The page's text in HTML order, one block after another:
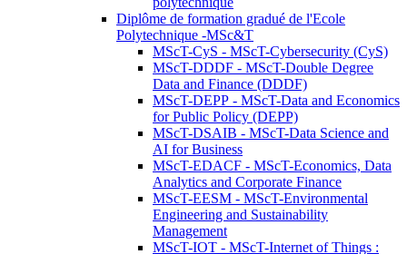
Diplôme de formation gradué de l'Ecole
Polytechnique -MSc&T
MScT-CyS - MScT-Cybersecurity (CyS)
MScT-DDDF - MScT-Double Degree
Data and Finance (DDDF)
MScT-DEPP - MScT-Data and Economics
for Public Policy (DEPP)
MScT-DSAIB - MScT-Data Science and
AI for Business
MScT-EDACF - MScT-Economics, Data
Analytics and Corporate Finance
MScT-EESM - MScT-Environmental
Engineering and Sustainability
Management
MScT-IOT - MScT-Internet of Things :